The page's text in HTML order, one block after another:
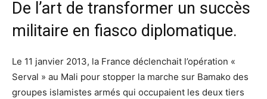
De l’art de transformer un succès
militaire en fiasco diplomatique.
Le 11 janvier 2013, la France déclenchait l’opération «
Serval » au Mali pour stopper la marche sur Bamako des
groupes islamistes armés qui occupaient les deux tiers